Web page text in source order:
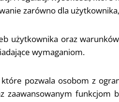
zarówno dla
użytkownika oraz
wymaganiom.
pozwala osobom z
funkcjom